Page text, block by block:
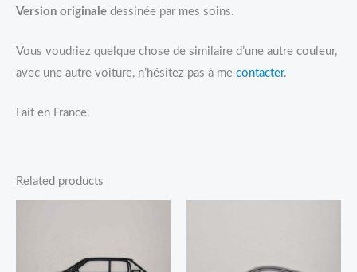
Version originale dessinée par mes soins.
Vous voudriez quelque chose de similaire d’une autre couleur,
avec une autre voiture, n’hésitez pas à me contacter.
Fait en France.
Related products
29,95€